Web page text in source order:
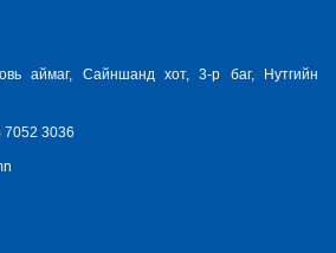
аймаг, Сайншанд хот, 3-р баг, Нутгийн
7052 3036